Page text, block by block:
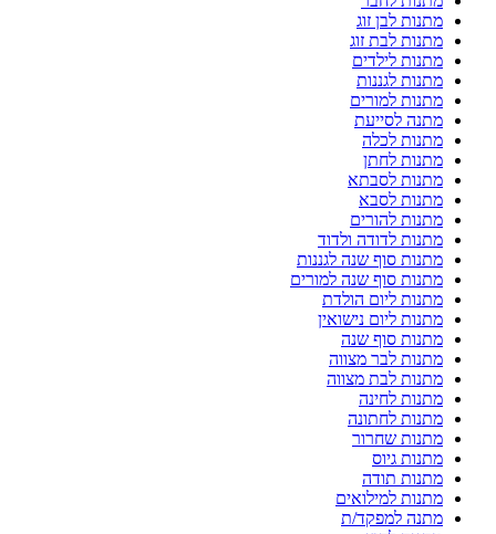
מתנות לבן זוג
מתנות לבת זוג
מתנות לילדים
מתנות לגננות
מתנות למורים
מתנה לסייעת
מתנות לכלה
מתנות לחתן
מתנות לסבתא
מתנות לסבא
מתנות להורים
מתנות לדודה ולדוד
מתנות סוף שנה לגננות
מתנות סוף שנה למורים
מתנות ליום הולדת
מתנות ליום נישואין
מתנות סוף שנה
מתנות לבר מצווה
מתנות לבת מצווה
מתנות לחינה
מתנות לחתונה
מתנות שחרור
מתנות גיוס
מתנות תודה
מתנות למילואים
מתנה למפקד/ת